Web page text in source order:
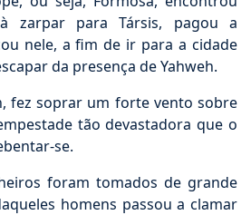
zarpar para Társis, pagou a
nele, a fim de ir para a cidade
da presença de Yahweh.
fez soprar um forte vento sobre
tão devastadora que o
se.
foram tomados de grande
homens passou a clamar